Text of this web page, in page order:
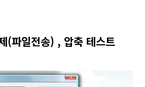
파일전송) , 압축 테스트